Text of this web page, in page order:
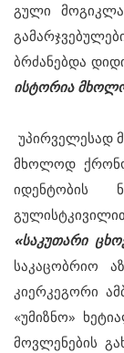
გული
ბრძანებდა
ისტორია
უპირველესად
მხოლოდ
იდენტობის
«საკუთარი
საკაცობრიო
კიერკეგორი
«უმიზნო»
მოვლენების